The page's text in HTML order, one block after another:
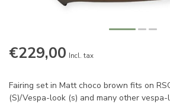
€229,00 Incl. tax
Fairing set in Matt choco brown fits on
(S)/Vespa-look (s) and many other